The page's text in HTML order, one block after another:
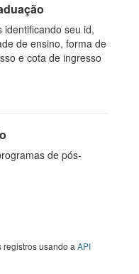
identificando seu id,
de ensino, forma de
e cota de ingresso
de pós-
registros usando a API